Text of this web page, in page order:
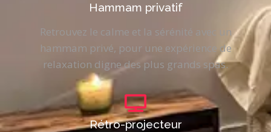
Hammam privatif
Retrouvez le calme et la sérénité avec un
hammam privé, pour une expérience de
relaxation digne des plus grands spas.
Rétro-projecteur